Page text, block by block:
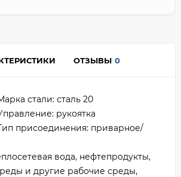
ОТЗЫВЫ 0
стали: сталь 20
рукоятка
присоединения: приварное/
вода, нефтепродукты,
и другие рабочие среды,